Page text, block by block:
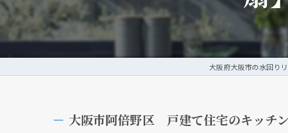
大阪府大阪市の水回り
大阪市阿倍野区 戸建て住宅のキッチ